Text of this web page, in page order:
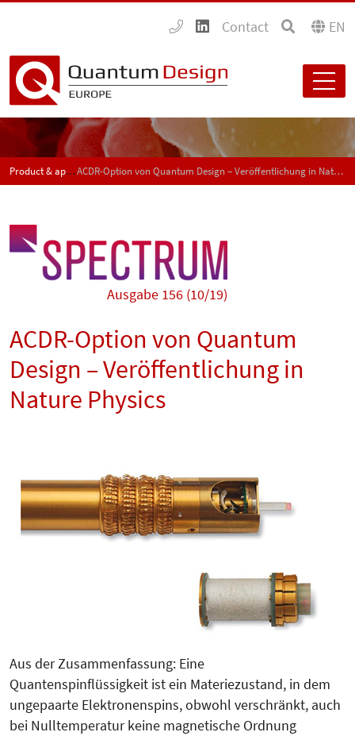
Contact EN
Product & application news - SPECTRUM ACDR-Option von Quantum Design – Veröffentlichung in Nature Physics
Ausgabe 156 (10/19)
ACDR-Option von Quantum
Design – Veröffentlichung in
Nature Physics
Aus der Zusammenfassung: Eine
Quantenspinflüssigkeit ist ein Materiezustand, in dem
ungepaarte Elektronenspins, obwohl verschränkt, auch
bei Nulltemperatur keine magnetische Ordnung